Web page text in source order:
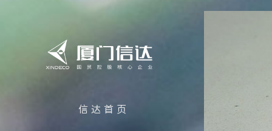
信达首页